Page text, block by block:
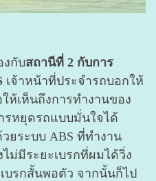
กับสถานีที่ 2 กับการ
เจ้าหน้าที่ประจำรถบอกให้
ห้เห็นถึงการทำงานของ
รหยุดรถแบบมั่นใจได้
ยระบบ ABS ที่ทำงาน
ม่มีระยะเบรกที่ผมได้วิ่ง
บรกสั้นพอตัว จากนั้นก็ไป